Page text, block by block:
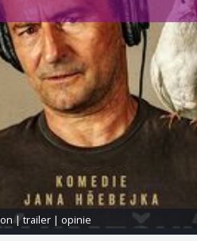
|trailer| opinie